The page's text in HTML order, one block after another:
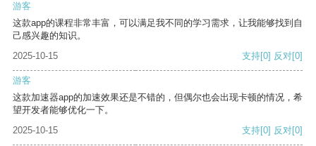
游客
这款app的课程非常丰富，可以满足我不同的学习需求，让我能够找到自
己感兴趣的知识。
2025-10-15
支持[0] 反对[0]
游客
这款加速器app的加速效果还是不错的，但偶尔也会出现卡顿的情况，希
望开发者能够优化一下。
2025-10-15
支持[0] 反对[0]